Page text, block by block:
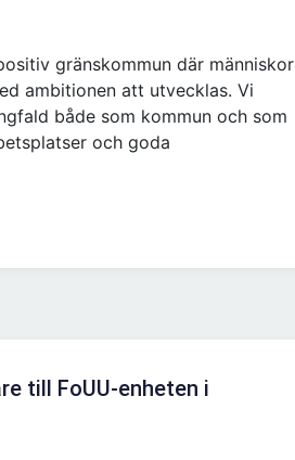
gränskommun där människor
ambitionen att utvecklas. Vi
både som kommun och som
och goda
till FoUU-enheten i